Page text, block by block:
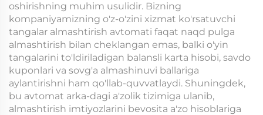
oshirishning muhim usulidir. Bizning
kompaniyamizning o'z-o'zini xizmat ko'rsatuvchi
tangalar almashtirish avtomati faqat naqd pulga
almashtirish bilan cheklangan emas, balki o'yin
tangalarini to'ldiriladigan balansli karta hisobi, savdo
kuponlari va sovg'a almashinuvi ballariga
aylantirishni ham qo'llab-quvvatlaydi. Shuningdek,
bu avtomat arka-dagi a'zolik tizimiga ulanib,
almashtirish imtiyozlarini bevosita a'zo hisoblariga